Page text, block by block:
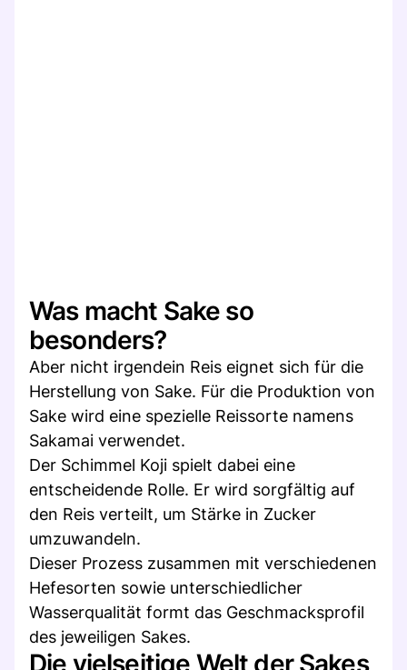
Was macht Sake so
besonders?
Aber nicht irgendein Reis eignet sich für die
Herstellung von Sake. Für die Produktion von
Sake wird eine spezielle Reissorte namens
Sakamai verwendet.
Der Schimmel Koji spielt dabei eine
entscheidende Rolle. Er wird sorgfältig auf
den Reis verteilt, um Stärke in Zucker
umzuwandeln.
Dieser Prozess zusammen mit verschiedenen
Hefesorten sowie unterschiedlicher
Wasserqualität formt das Geschmacksprofil
des jeweiligen Sakes.
Die vielseitige Welt der Sakes